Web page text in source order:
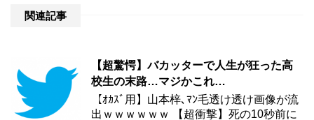
関連記事
【超驚愕】バカッターで人生が狂った高
校生の末路…マジかこれ…
【ｵｶｽﾞ用】山本梓､ﾏﾝ毛透け透け画像が流
出ｗｗｗｗｗｗ 【超衝撃】死の10秒前に